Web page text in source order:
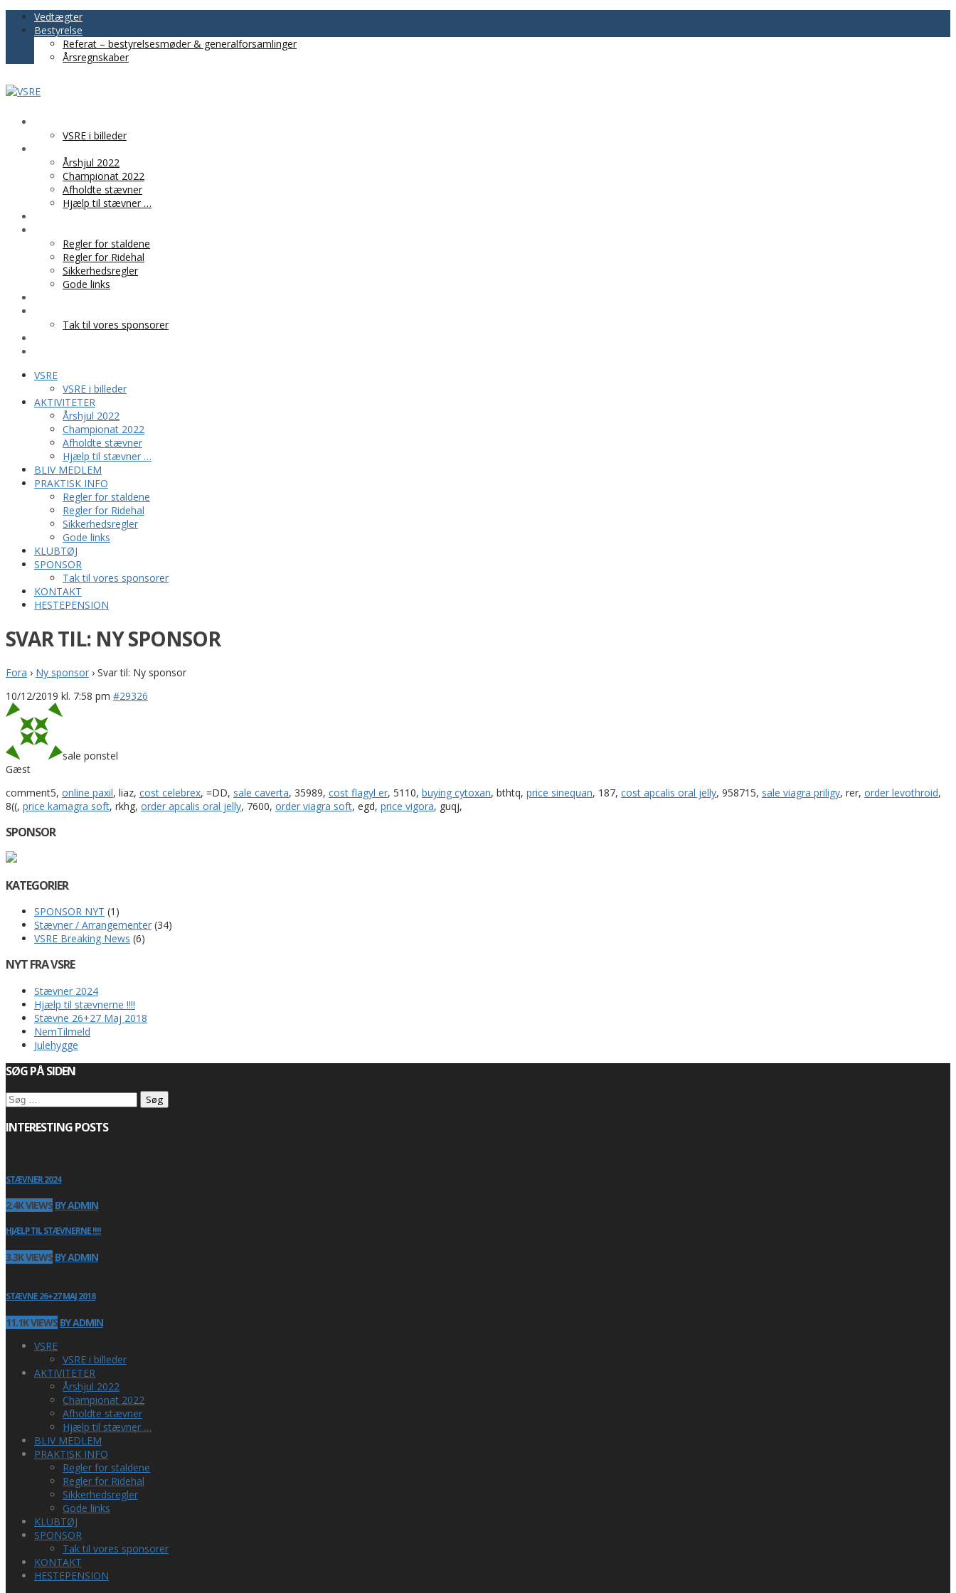
Vedtægter
Bestyrelse
Referat – bestyrelsesmøder & generalforsamlinger
Årsregnskaber
VSRE i billeder
Årshjul 2022
Championat 2022
Afholdte stævner
Hjælp til stævner …
Regler for staldene
Regler for Ridehal
Sikkerhedsregler
Gode links
Tak til vores sponsorer
VSRE
VSRE i billeder
AKTIVITETER
Årshjul 2022
Championat 2022
Afholdte stævner
Hjælp til stævner …
BLIV MEDLEM
PRAKTISK INFO
Regler for staldene
Regler for Ridehal
Sikkerhedsregler
Gode links
KLUBTØJ
SPONSOR
Tak til vores sponsorer
KONTAKT
HESTEPENSION
SVAR TIL: NY SPONSOR
Fora › Ny sponsor › Svar til: Ny sponsor
10/12/2019 kl. 7:58 pm #29326
sale ponstel
Gæst
comment5, online paxil, liaz, cost celebrex, =DD, sale caverta, 35989, cost flagyl er, 5110, buying cytoxan, bthtq, price sinequan, 187, cost apcalis oral jelly, 958715, sale viagra priligy, rer, order levothroid,
8((, price kamagra soft, rkhg, order apcalis oral jelly, 7600, order viagra soft, egd, price vigora, guqj,
SPONSOR
KATEGORIER
SPONSOR NYT (1)
Stævner / Arrangementer (34)
VSRE Breaking News (6)
NYT FRA VSRE
Stævner 2024
Hjælp til stævnerne !!!!
Stævne 26+27 Maj 2018
NemTilmeld
Julehygge
SØG PÅ SIDEN
Søg
efter:
INTERESTING POSTS
STÆVNER 2024
2.4K VIEWS BY ADMIN
HJÆLP TIL STÆVNERNE !!!!
3.3K VIEWS BY ADMIN
STÆVNE 26+27 MAJ 2018
11.1K VIEWS BY ADMIN
VSRE
VSRE i billeder
AKTIVITETER
Årshjul 2022
Championat 2022
Afholdte stævner
Hjælp til stævner …
BLIV MEDLEM
PRAKTISK INFO
Regler for staldene
Regler for Ridehal
Sikkerhedsregler
Gode links
KLUBTØJ
SPONSOR
Tak til vores sponsorer
KONTAKT
HESTEPENSION